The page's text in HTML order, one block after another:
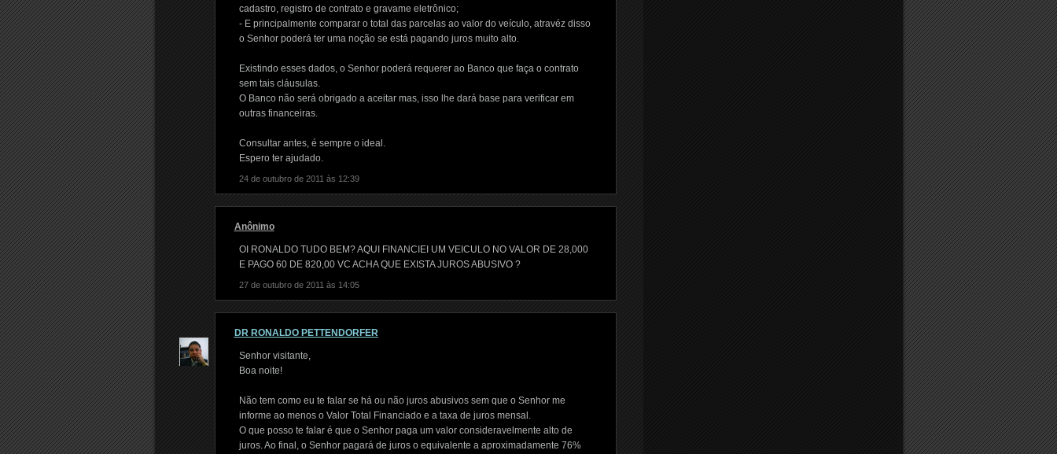
cadastro, registro de contrato e gravame eletrônico;
- E principalmente comparar o total das parcelas ao valor do veículo, atravéz disso
o Senhor poderá ter uma noção se está pagando juros muito alto.
Existindo esses dados, o Senhor poderá requerer ao Banco que faça o contrato
sem tais cláusulas.
O Banco não será obrigado a aceitar mas, isso lhe dará base para verificar em
outras financeiras.
Consultar antes, é sempre o ideal.
Espero ter ajudado.
24 de outubro de 2011 às 12:39
Anônimo
OI RONALDO TUDO BEM? AQUI FINANCIEI UM VEICULO NO VALOR DE 28,000
E PAGO 60 DE 820,00 VC ACHA QUE EXISTA JUROS ABUSIVO ?
27 de outubro de 2011 às 14:05
DR RONALDO PETTENDORFER
Senhor visitante,
Boa noite!
Não tem como eu te falar se há ou não juros abusivos sem que o Senhor me
informe ao menos o Valor Total Financiado e a taxa de juros mensal.
O que posso te falar é que o Senhor paga um valor consideravelmente alto de
juros. Ao final, o Senhor pagará de juros o equivalente a aproximadamente 76%